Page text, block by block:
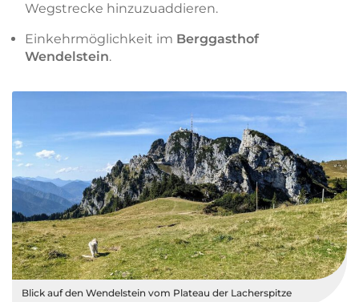
Wegstrecke hinzuzuaddieren.
Einkehrmöglichkeit im Berggasthof
Wendelstein.
Blick auf den Wendelstein vom Plateau der Lacherspitze